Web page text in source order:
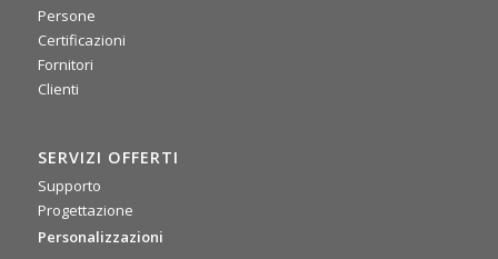
·Mer 16 Luglio, 2025
📌 La scorsa settimana si è tenuto il nostro meeting
per condividere idee, allinearci sugli obiettivi e ritrovarci
rafforzando lo spirito di squadra 🤝
Persone
Certificazioni
Fornitori
Clienti
SERVIZI OFFERTI
Supporto
Progettazione
Personalizzazioni